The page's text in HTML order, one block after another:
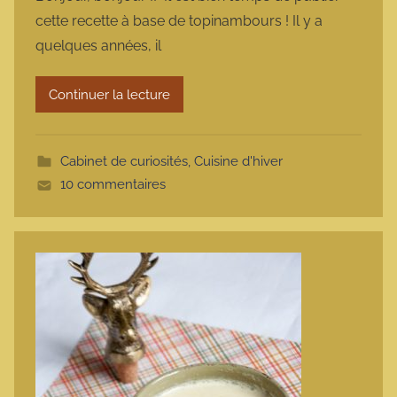
r
m
r
t
cette recette à base de topinambours ! Il y a
quelques années, il
Continuer la lecture
Cabinet de curiosités, Cuisine d'hiver
10 commentaires